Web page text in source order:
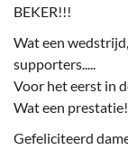
BEKER!!!
Wat een
supporters.....
Voor het eerst in
Wat een prestatie!
Gefeliciteerd